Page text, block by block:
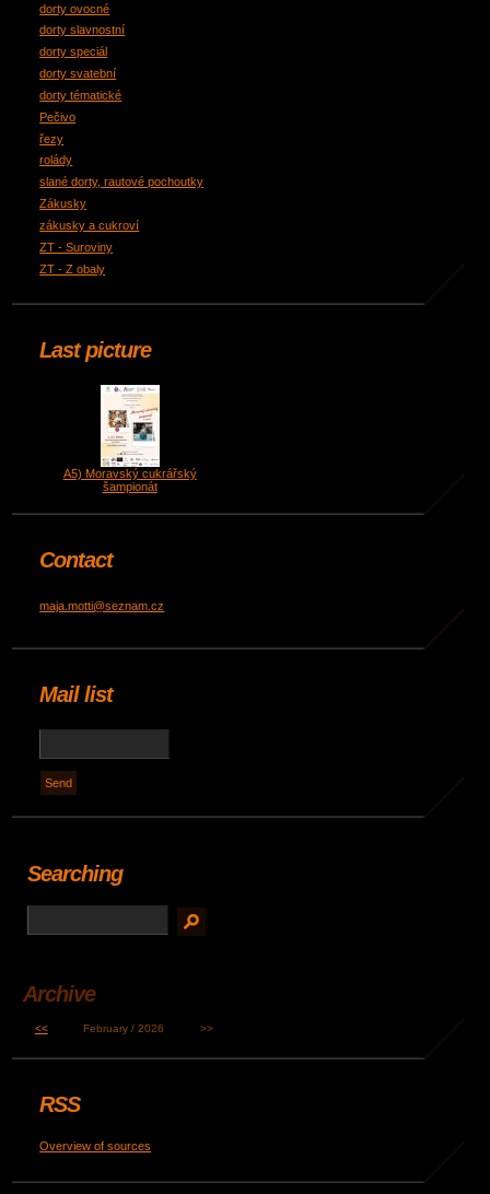
dorty ovocné
dorty slavnostní
dorty speciál
dorty svatební
dorty tématické
Pečivo
řezy
rolády
slané dorty, rautové pochoutky
Zákusky
zákusky a cukroví
ZT - Suroviny
ZT - Z obaly
Last picture
A5) Moravský cukrářský
šampionát
Contact
maja.motti@seznam.cz
Mail list
Searching
Archive
<< February / 2026 >>
RSS
Overview of sources